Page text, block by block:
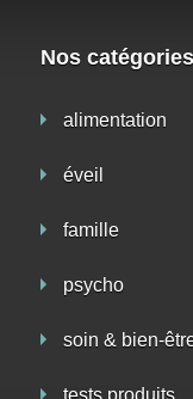
Nos catégories
alimentation
éveil
famille
psycho
soin & bien-